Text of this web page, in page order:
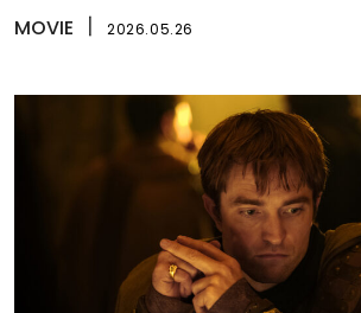
MOVIE 2026.05.26